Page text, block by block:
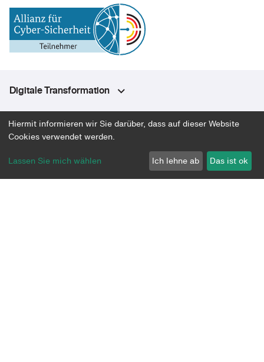
Digitale Transformation
Plattform
Über uns
Hiermit informieren wir Sie darüber, dass auf dieser Website
Cookies verwendet werden.
Lassen Sie mich wählen
Ich lehne ab Das ist ok